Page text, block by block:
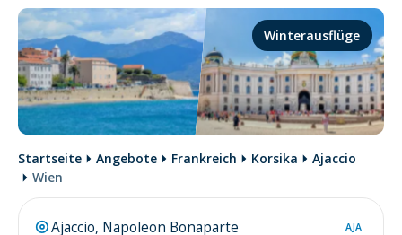
Winterausflüge
Startseite Angebote Frankreich Korsika
Ajaccio
Wien
AJA